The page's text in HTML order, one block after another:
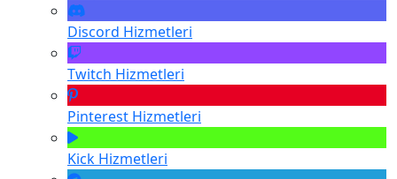
Discord Hizmetleri
Twitch Hizmetleri
Pinterest Hizmetleri
Kick Hizmetleri